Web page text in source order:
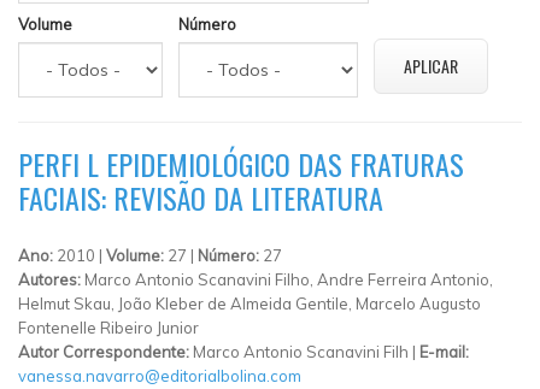
Volume Número
PERFI L EPIDEMIOLÓGICO DAS FRATURAS
FACIAIS: REVISÃO DA LITERATURA
Ano: 2010 | Volume: 27 | Número: 27
Autores: Marco Antonio Scanavini Filho, Andre Ferreira Antonio,
Helmut Skau, João Kleber de Almeida Gentile, Marcelo Augusto
Fontenelle Ribeiro Junior
Autor Correspondente: Marco Antonio Scanavini Filh | E-mail:
vanessa.navarro@editorialbolina.com